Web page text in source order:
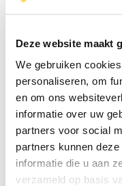
Deze website maakt
We gebruiken
personaliseren, om
en om ons
informatie over uw
partners voor social
partners kunnen
informatie die u aan
verzameld op basis
Contacteer dan
of je eigen
Reisprik
Vind hier